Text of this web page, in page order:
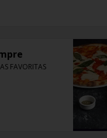
con tu salsa
FAVORITAS